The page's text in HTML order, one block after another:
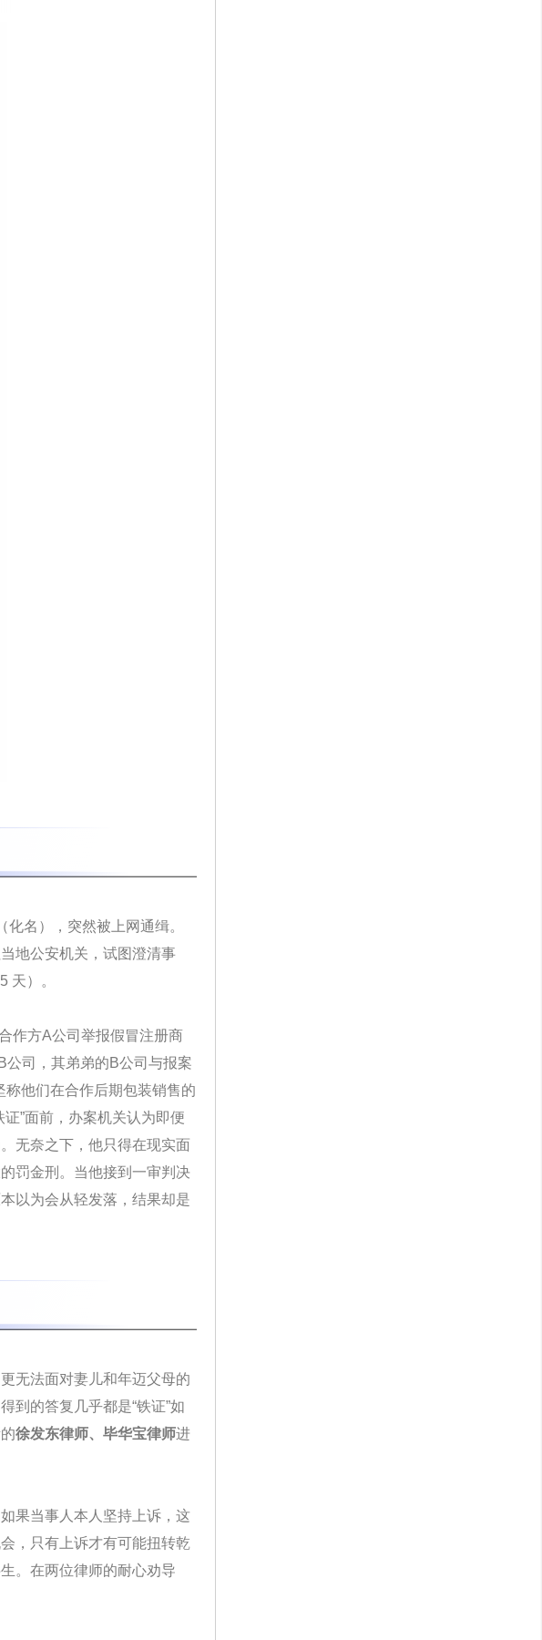
名），突然被上网通缉。
地公安机关，试图澄清事
天）。
作方A公司举报假冒注册商
公司，其弟弟的B公司与报案
他们在合作后期包装销售的
”面前，办案机关认为即便
无奈之下，他只得在现实面
罚金刑。当他接到一审判决
以为会从轻发落，结果却是
无法面对妻儿和年迈父母的
到的答复几乎都是“铁证”如
徐发东律师、毕华宝律师进
果当事人本人坚持上诉，这
，只有上诉才有可能扭转乾
。在两位律师的耐心劝导